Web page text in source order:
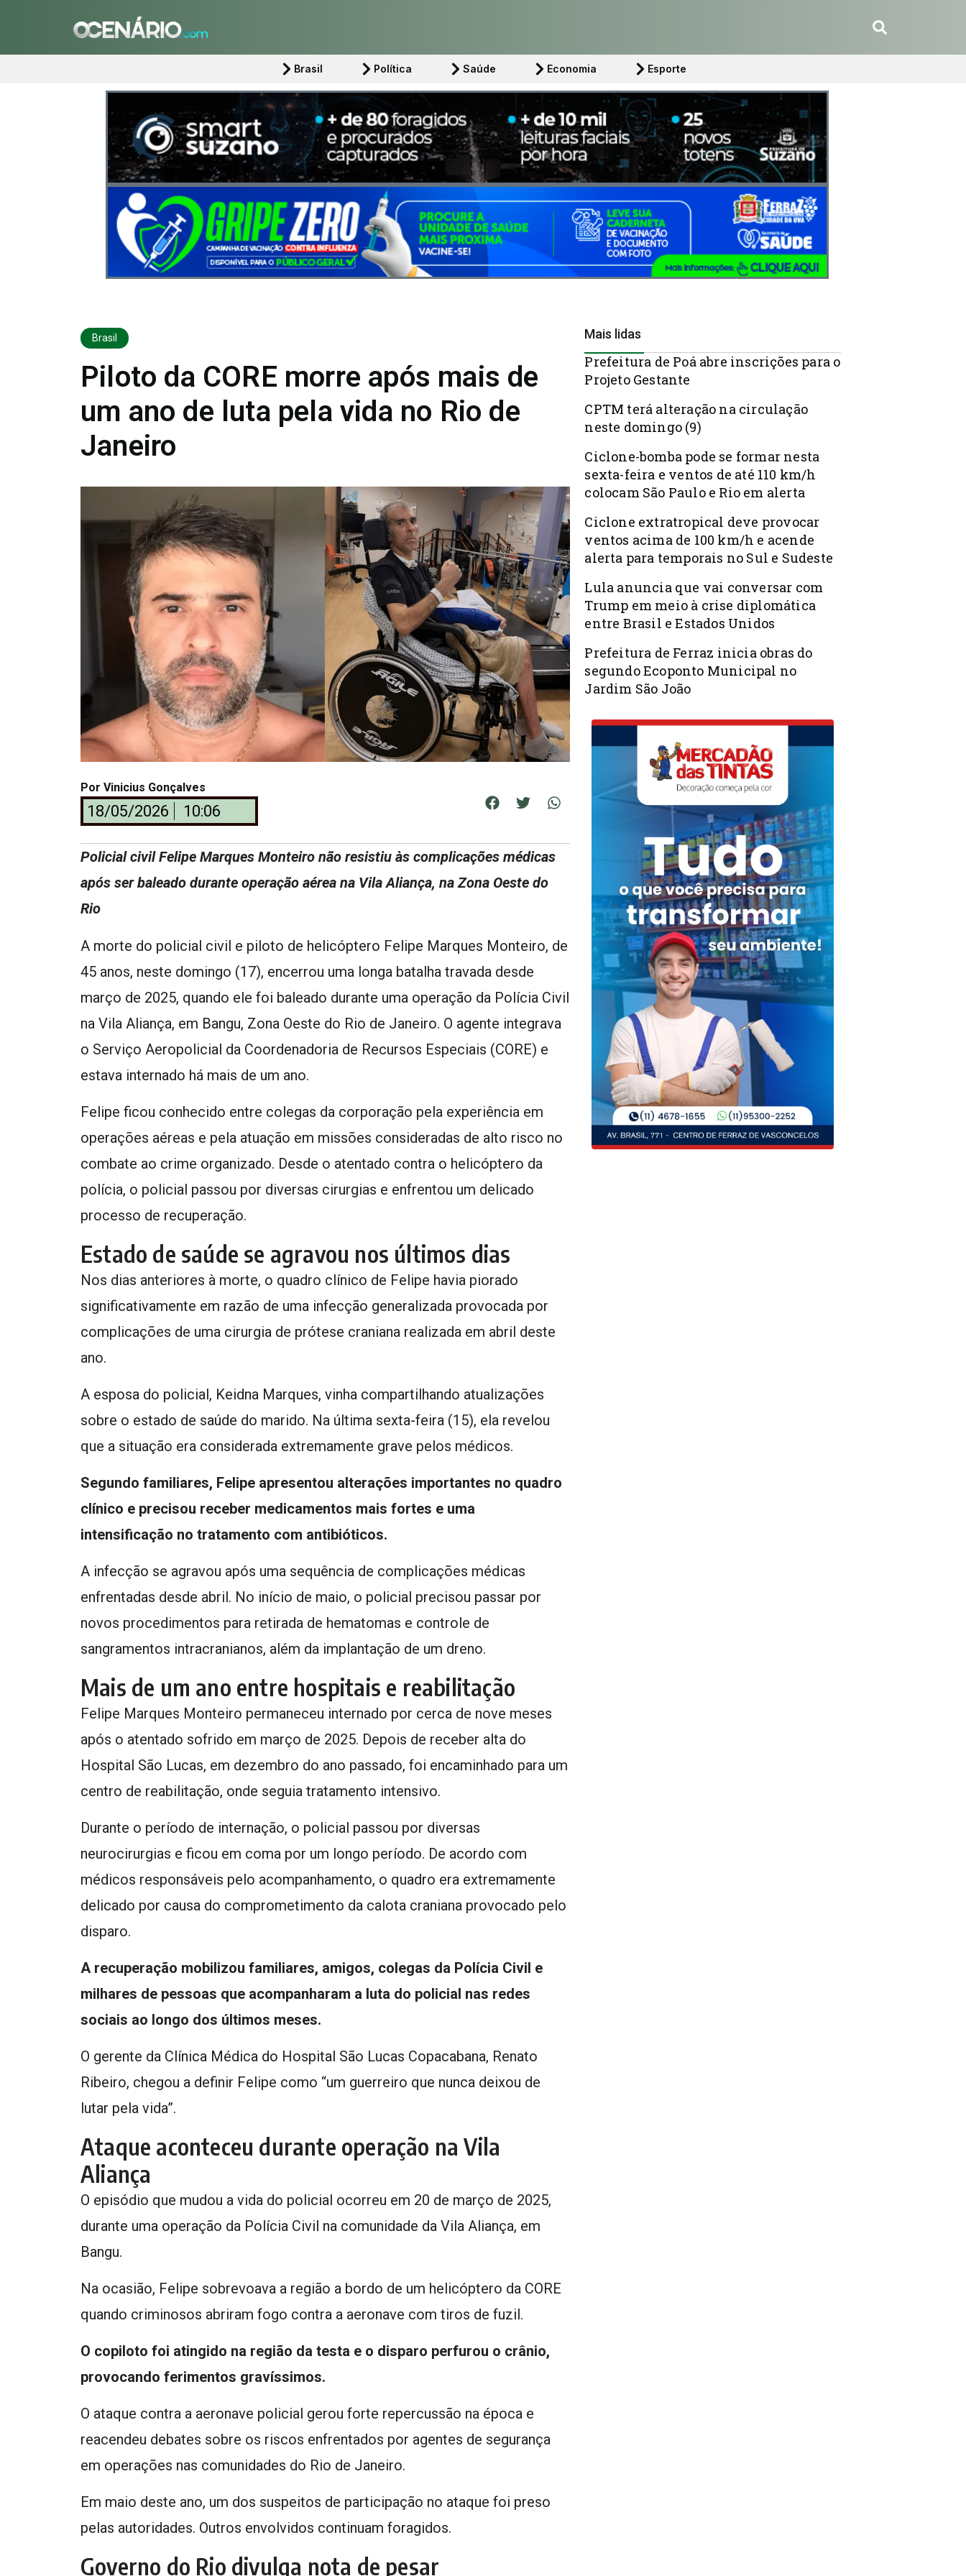
Brasil Política Saúde Economia Esporte
Brasil
Piloto da CORE morre após mais de
um ano de luta pela vida no Rio de
Janeiro
Por Vinicius Gonçalves
18/05/2026 10:06
Policial civil Felipe Marques Monteiro não resistiu às complicações médicas
após ser baleado durante operação aérea na Vila Aliança, na Zona Oeste do
Rio
A morte do policial civil e piloto de helicóptero Felipe Marques Monteiro, de
45 anos, neste domingo (17), encerrou uma longa batalha travada desde
março de 2025, quando ele foi baleado durante uma operação da Polícia Civil
na Vila Aliança, em Bangu, Zona Oeste do Rio de Janeiro. O agente integrava
o Serviço Aeropolicial da Coordenadoria de Recursos Especiais (CORE) e
estava internado há mais de um ano.
Felipe ficou conhecido entre colegas da corporação pela experiência em
operações aéreas e pela atuação em missões consideradas de alto risco no
combate ao crime organizado. Desde o atentado contra o helicóptero da
polícia, o policial passou por diversas cirurgias e enfrentou um delicado
processo de recuperação.
Estado de saúde se agravou nos últimos dias
Nos dias anteriores à morte, o quadro clínico de Felipe havia piorado
significativamente em razão de uma infecção generalizada provocada por
complicações de uma cirurgia de prótese craniana realizada em abril deste
ano.
A esposa do policial, Keidna Marques, vinha compartilhando atualizações
sobre o estado de saúde do marido. Na última sexta-feira (15), ela revelou
que a situação era considerada extremamente grave pelos médicos.
Segundo familiares, Felipe apresentou alterações importantes no quadro
clínico e precisou receber medicamentos mais fortes e uma
intensificação no tratamento com antibióticos.
A infecção se agravou após uma sequência de complicações médicas
enfrentadas desde abril. No início de maio, o policial precisou passar por
novos procedimentos para retirada de hematomas e controle de
sangramentos intracranianos, além da implantação de um dreno.
Mais de um ano entre hospitais e reabilitação
Felipe Marques Monteiro permaneceu internado por cerca de nove meses
após o atentado sofrido em março de 2025. Depois de receber alta do
Hospital São Lucas, em dezembro do ano passado, foi encaminhado para um
centro de reabilitação, onde seguia tratamento intensivo.
Durante o período de internação, o policial passou por diversas
neurocirurgias e ficou em coma por um longo período. De acordo com
médicos responsáveis pelo acompanhamento, o quadro era extremamente
delicado por causa do comprometimento da calota craniana provocado pelo
disparo.
A recuperação mobilizou familiares, amigos, colegas da Polícia Civil e
milhares de pessoas que acompanharam a luta do policial nas redes
sociais ao longo dos últimos meses.
O gerente da Clínica Médica do Hospital São Lucas Copacabana, Renato
Ribeiro, chegou a definir Felipe como “um guerreiro que nunca deixou de
lutar pela vida”.
Ataque aconteceu durante operação na Vila
Aliança
O episódio que mudou a vida do policial ocorreu em 20 de março de 2025,
durante uma operação da Polícia Civil na comunidade da Vila Aliança, em
Bangu.
Na ocasião, Felipe sobrevoava a região a bordo de um helicóptero da CORE
quando criminosos abriram fogo contra a aeronave com tiros de fuzil.
O copiloto foi atingido na região da testa e o disparo perfurou o crânio,
provocando ferimentos gravíssimos.
O ataque contra a aeronave policial gerou forte repercussão na época e
reacendeu debates sobre os riscos enfrentados por agentes de segurança
em operações nas comunidades do Rio de Janeiro.
Em maio deste ano, um dos suspeitos de participação no ataque foi preso
pelas autoridades. Outros envolvidos continuam foragidos.
Governo do Rio divulga nota de pesar
Mais lidas
Prefeitura de Poá abre inscrições para o
Projeto Gestante
CPTM terá alteração na circulação
neste domingo (9)
Ciclone-bomba pode se formar nesta
sexta-feira e ventos de até 110 km/h
colocam São Paulo e Rio em alerta
Ciclone extratropical deve provocar
ventos acima de 100 km/h e acende
alerta para temporais no Sul e Sudeste
Lula anuncia que vai conversar com
Trump em meio à crise diplomática
entre Brasil e Estados Unidos
Prefeitura de Ferraz inicia obras do
segundo Ecoponto Municipal no
Jardim São João